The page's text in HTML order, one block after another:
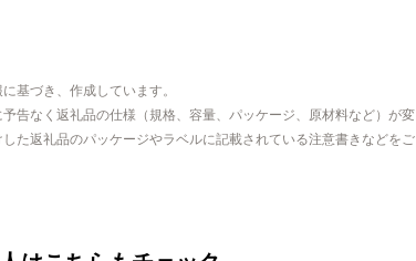
基づき、作成しています。
告なく返礼品の仕様（規格、容量、パッケージ、原材料など）が変
た返礼品のパッケージやラベルに記載されている注意書きなどをご